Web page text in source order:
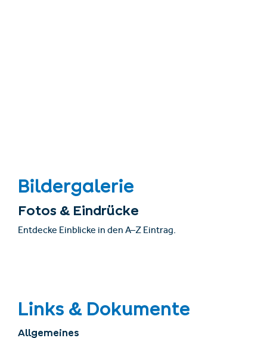
Bildergalerie
Fotos & Eindrücke
Entdecke Einblicke in den A–Z Eintrag.
Links & Dokumente
Allgemeines